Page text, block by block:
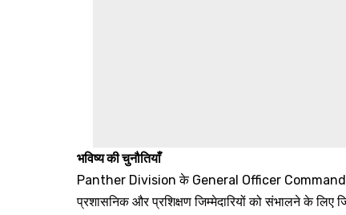
भविष्य की चुनौतियाँ
Panther Division के General Officer
प्रशासनिक और प्रशिक्षण जिम्मेदारियों को संभालने के